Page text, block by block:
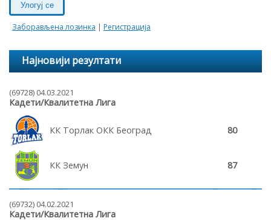
Улогуј се
Заборављена лозинка | Регистрација
Најновији резултати
(69728) 04.03.2021
Кадети/Квалитетна Лига
КК Торлак ОКК Београд 80
КК Земун 87
(69732) 04.02.2021
Кадети/Квалитетна Лига